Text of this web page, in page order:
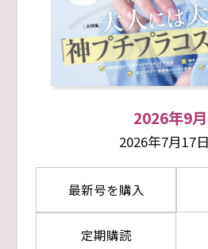
2026年9
2026年7月17
最新号を購入
定期購読